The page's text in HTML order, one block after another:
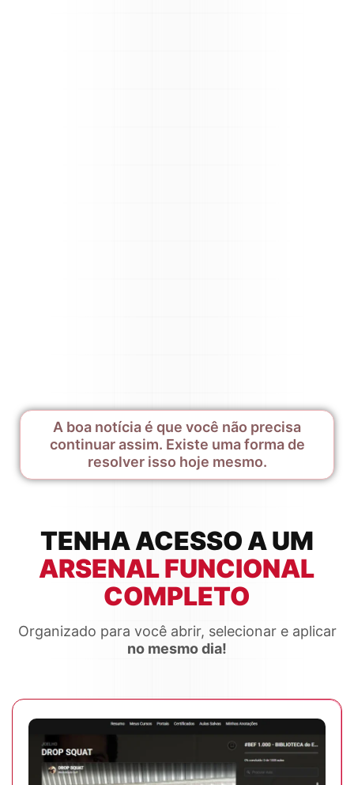
A boa notícia é que você não precisa
continuar assim. Existe uma forma de
resolver isso hoje mesmo.
TENHA ACESSO A UM
ARSENAL FUNCIONAL
COMPLETO
Organizado para você abrir, selecionar e aplicar
no mesmo dia!